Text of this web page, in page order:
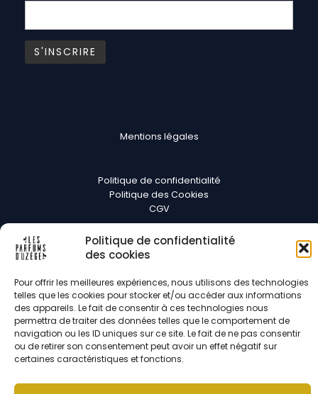
Politique de confidentialité
des cookies
Pour offrir les meilleures expériences, nous utilisons des technologies
telles que les cookies pour stocker et/ou accéder aux informations
des appareils. Le fait de consentir à ces technologies nous
permettra de traiter des données telles que le comportement de
navigation ou les ID uniques sur ce site. Le fait de ne pas consentir
ou de retirer son consentement peut avoir un effet négatif sur
certaines caractéristiques et fonctions.
Mentions légales
Politique de confidentialité
Politique des Cookies
CGV
Suivez-nous
Copyright © 2026 Les parfums d'Uzège | Développé parPixel